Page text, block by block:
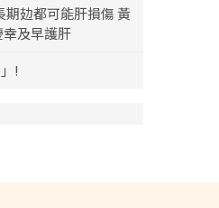
期攰都可能肝損傷 黃
及早護肝
!